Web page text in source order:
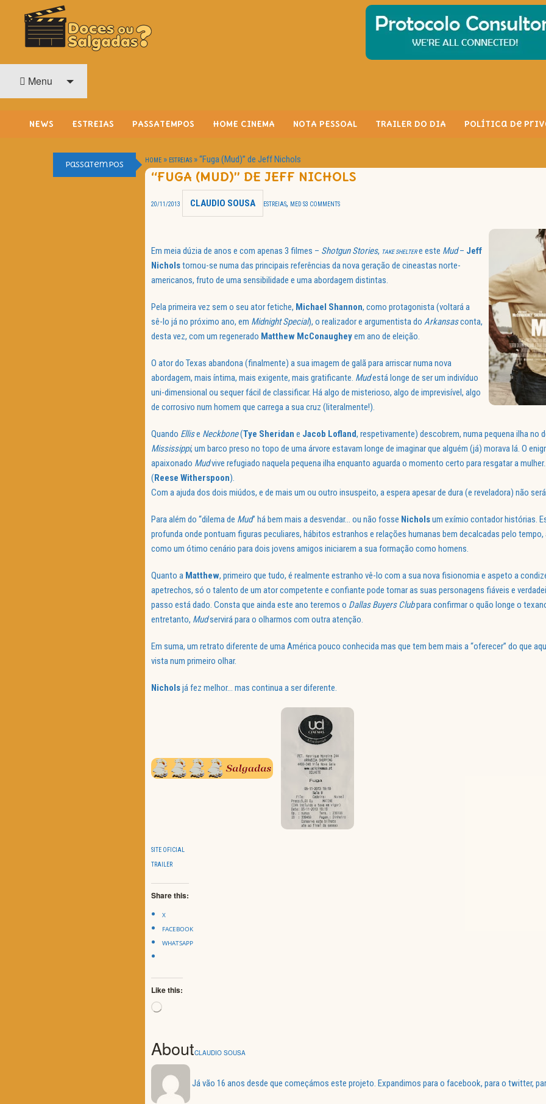
O Cinema? Uma Paixão!!
Menu
NEWS ESTREIAS PASSATEMPOS HOME CINEMA NOTA PESSOAL TRAILER DO DIA Política de
Passatempos HOME » ESTREIAS »“Fuga (Mud)” de Jeff Nichols
“FUGA (MUD)” DE JEFF NICHOLS
20/11/2013 CLAUDIO SOUSA ESTREIAS, MED S3 COMMENTS
Em meia dúzia de anos e com apenas 3 filmes – Shotgun Stories, TAKE SHELTERe este Mud– Jeff
Nicholstornou-se numa das principais referências da nova geração de cineastas norte-
americanos, fruto de uma sensibilidade e uma abordagem distintas.
Pela primeira vez sem o seu ator fetiche, Michael Shannon, como protagonista (voltará a
sê-lo já no próximo ano, em Midnight Special), o realizador e argumentista do Arkansasconta,
desta vez, com um regenerado Matthew McConaugheyem ano de eleição.
O ator do Texas abandona (finalmente) a sua imagem de galã para arriscar numa nova
abordagem, mais íntima, mais exigente, mais gratificante. Mudestá longe de ser um indivíduo
uni-dimensional ou sequer fácil de classificar. Há algo de misterioso, algo de imprevisível, algo
de corrosivo num homem que carrega a sua cruz (literalmente!).
Quando Ellise Neckbone(Tye Sheridan e Jacob Lofland, respetivamente) descobrem, numa pequena ilha no
Mississippi, um barco preso no topo de uma árvore estavam longe de imaginar que alguém (já) morava lá. O
apaixonado Mudvive refugiado naquela pequena ilha enquanto aguarda o momento certo para resgatar a
(Reese Witherspoon).
Com a ajuda dos dois miúdos, e de mais um ou outro insuspeito, a espera apesar de dura (e reveladora) não
Para além do “dilema de Mud” há bem mais a desvendar… ou não fosse Nicholsum exímio contador histórias.
profunda onde pontuam figuras peculiares, hábitos estranhos e relações humanas bem decalcadas pelo
como um ótimo cenário para dois jovens amigos iniciarem a sua formação como homens.
Quanto a Matthew, primeiro que tudo, é realmente estranho vê-lo com a sua nova fisionomia e aspeto a
apetrechos, só o talento de um ator competente e confiante pode tornar as suas personagens fiáveis e
passo está dado. Consta que ainda este ano teremos o Dallas Buyers Clubpara confirmar o quão longe o
entretanto, Mudservirá para o olharmos com outra atenção.
Em suma, um retrato diferente de uma América pouco conhecida mas que tem bem mais a “oferecer” do que
vista num primeiro olhar.
Nicholsjá fez melhor… mas continua a ser diferente.
SITE OFICIAL
TRAILER
Share this:
X
FACEBOOK
WHATSAPP
Like this:
Loading…
AboutCLAUDIO SOUSA
Já vão 16 anos desde que começámos este projeto. Expandimos para o facebook, para o twitter,